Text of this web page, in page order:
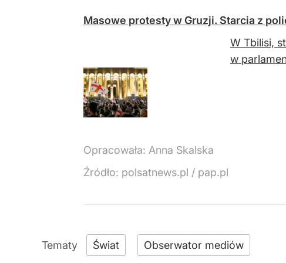
Masowe protesty w Gruzji. Starcia z
W Tbilisi,
w
Opracowała: Anna Skalska
Źródło: polsatnews.pl / pap.pl
Świat Obserwator mediów